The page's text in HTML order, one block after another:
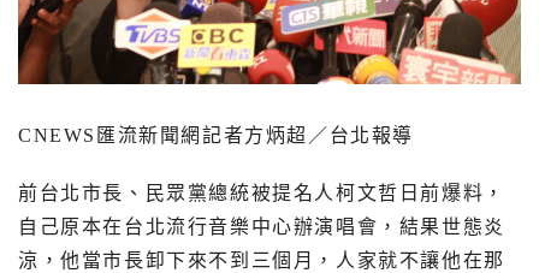
CNEWS 匯流新聞網記者方炳超／台北報導
前台北市長、民眾黨總統被提名人柯文哲日前爆料，
自己原本在台北流行音樂中心辦演唱會，結果世態炎
涼，他當市長卸下來不到三個月，人家就不讓他在那